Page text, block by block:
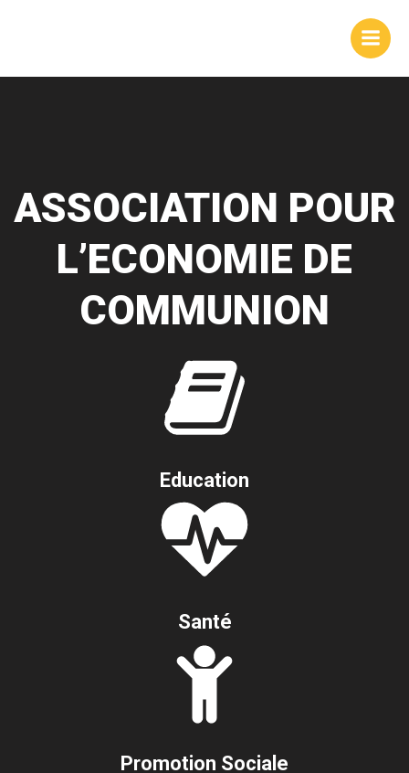
ASSOCIATION POUR
L’ECONOMIE DE
COMMUNION
Education
Santé
Promotion Sociale